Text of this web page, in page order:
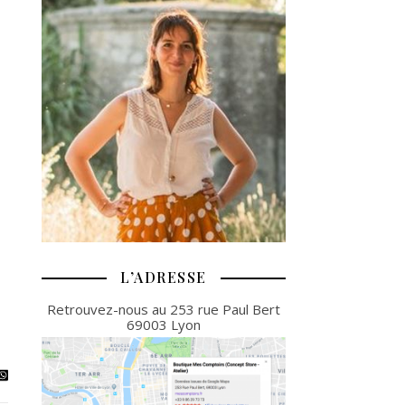
L’ADRESSE
Retrouvez-nous au 253 rue Paul Bert
69003 Lyon